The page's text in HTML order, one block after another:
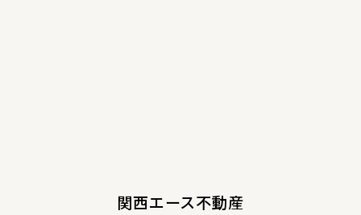
関西エース不動産